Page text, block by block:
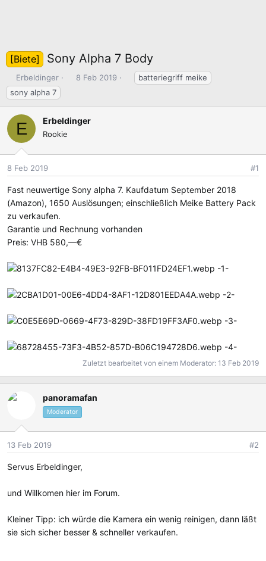
[Biete] Sony Alpha 7 Body
E
r
s
e
r
Erbeldinger
E
e
8 Feb 2019
S
e
batteriegriff meike
sony alpha 7
E Erbeldinger
Rookie
8 Feb 2019 #1
Fast neuwertige Sony alpha 7. Kaufdatum September 2018
(Amazon), 1650 Auslösungen; einschließlich Meike Battery Pack
zu verkaufen.
Garantie und Rechnung vorhanden
Preis: VHB 580,—€
-1-
-2-
-3-
-4-
Zuletzt bearbeitet von einem Moderator: 13 Feb 2019
panoramafan
Moderator
13 Feb 2019 #2
Servus Erbeldinger,
und Willkomen hier im Forum.
Kleiner Tipp: ich würde die Kamera ein wenig reinigen, dann läßt
sie sich sicher besser & schneller verkaufen.